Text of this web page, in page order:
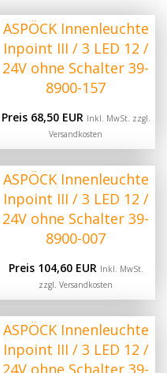
ASPÖCK Innenleuchte
Inpoint III / 3 LED 12 /
24V ohne Schalter 39-
8900-157
Preis 68,50 EUR Inkl. MwSt. zzgl.
Versandkosten
ASPÖCK Innenleuchte
Inpoint III / 3 LED 12 /
24V ohne Schalter 39-
8900-007
Preis 104,60 EUR Inkl. MwSt.
zzgl.Versandkosten
ASPÖCK Innenleuchte
Inpoint III / 3 LED 12 /
24V ohne Schalter 39-